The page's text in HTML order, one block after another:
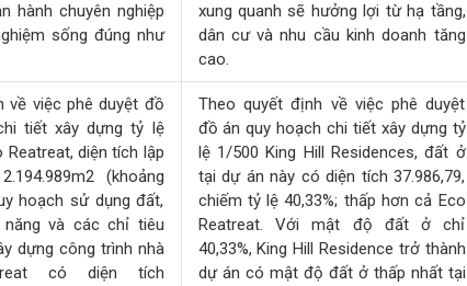
hành chuyên nghiệp
sống đúng như
xung quanh sẽ hưởng lợi từ hạ tầng,
dân cư và nhu cầu kinh doanh tăng
cao.
về việc phê duyệt đồ
tiết xây dựng tỷ lệ
Reatreat, diện tích lập
(khoảng
hoạch sử dụng đất,
và các chỉ tiêu
dựng công trình nhà
có diện tích
Theo quyết định về việc phê duyệt
đồ án quy hoạch chi tiết xây dựng tỷ
lệ 1/500 King Hill Residences, đất ở
tại dự án này có diện tích 37.986,79,
chiếm tỷ lệ 40,33%; thấp hơn cả Eco
Reatreat. Với mật độ đất ở chỉ
40,33%, King Hill Residence trở thành
dự án có mật độ đất ở thấp nhất tại